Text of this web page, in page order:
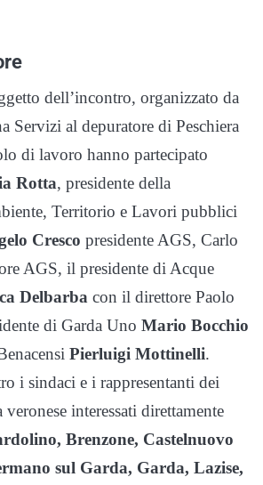
dell’incontro, organizzato da
Servizi al depuratore di Peschiera
di lavoro hanno partecipato
Rotta, presidente della
Territorio e Lavori pubblici
Cresco presidente AGS, Carlo
AGS, il presidente di Acque
Delbarba con il direttore Paolo
di Garda Uno Mario Bocchio
Pierluigi Mottinelli.
i sindaci e i rappresentanti dei
veronese interessati direttamente
Brenzone, Castelnuovo
sul Garda, Garda, Lazise,